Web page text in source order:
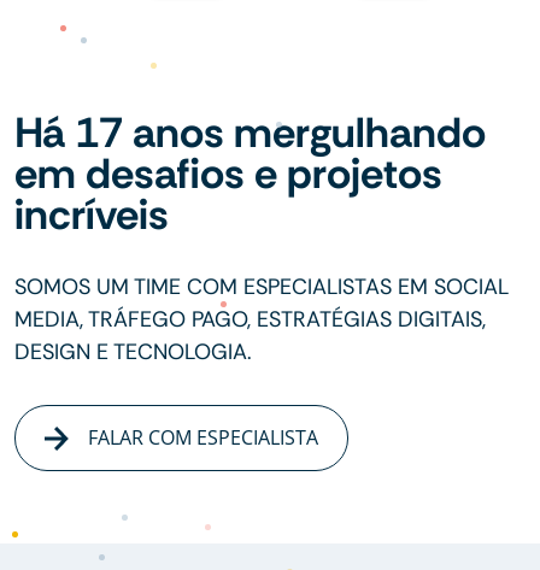
Há 17 anos mergulhando
em desafios e projetos
incríveis
SOMOS UM TIME COM ESPECIALISTAS EM SOCIAL
MEDIA, TRÁFEGO PAGO, ESTRATÉGIAS DIGITAIS,
DESIGN E TECNOLOGIA.
FALAR COM ESPECIALISTA